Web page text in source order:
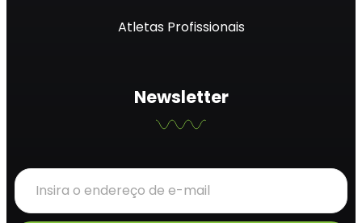
Atletas Profissionais
Newsletter